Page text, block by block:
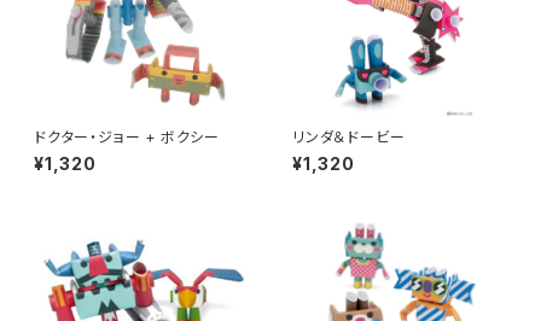
ドクター・ジョー + ボクシー
¥1,320
リンダ＆ドービー
¥1,320